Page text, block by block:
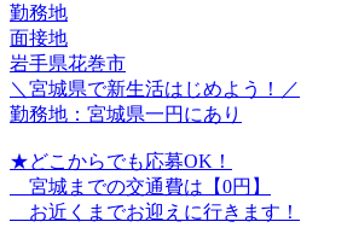
勤務地
面接地
岩手県花巻市
＼宮城県で新生活はじめよう！／
勤務地：宮城県一円にあり
★どこからでも応募OK！
宮城までの交通費は【0円】
お近くまでお迎えに行きます！